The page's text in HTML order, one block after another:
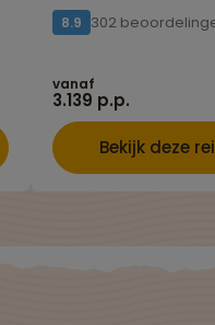
8.9 302
vanaf
3.139 p.p.
Bekijk deze